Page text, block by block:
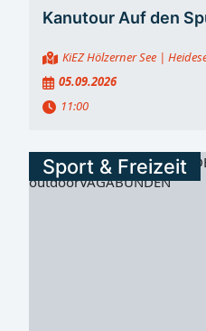
Kanutour Auf den
KiEZ Hölzerner See |
05.09.2026
11:00
Sport & Freizeit